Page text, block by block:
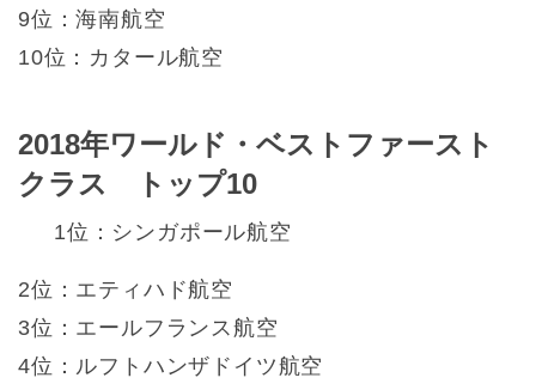
9位：海南航空
10位：カタール航空
2018年ワールド・ベストファースト
クラス トップ10
1位：シンガポール航空
2位：エティハド航空
3位：エールフランス航空
4位：ルフトハンザドイツ航空